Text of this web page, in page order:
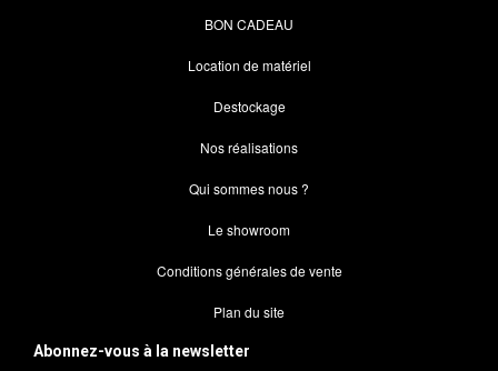
BON CADEAU
Location de matériel
Destockage
Nos réalisations
Qui sommes nous ?
Le showroom
Conditions générales de vente
Plan du site
Abonnez-vous à la newsletter